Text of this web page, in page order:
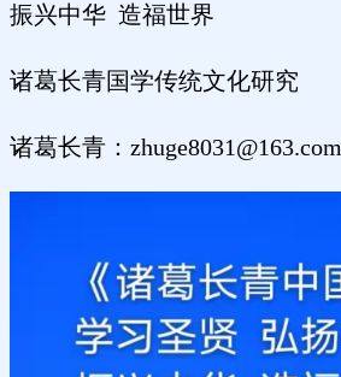
振兴中华 造福世界
诸葛长青国学传统文化研究
诸葛长青：zhuge8031@163.com